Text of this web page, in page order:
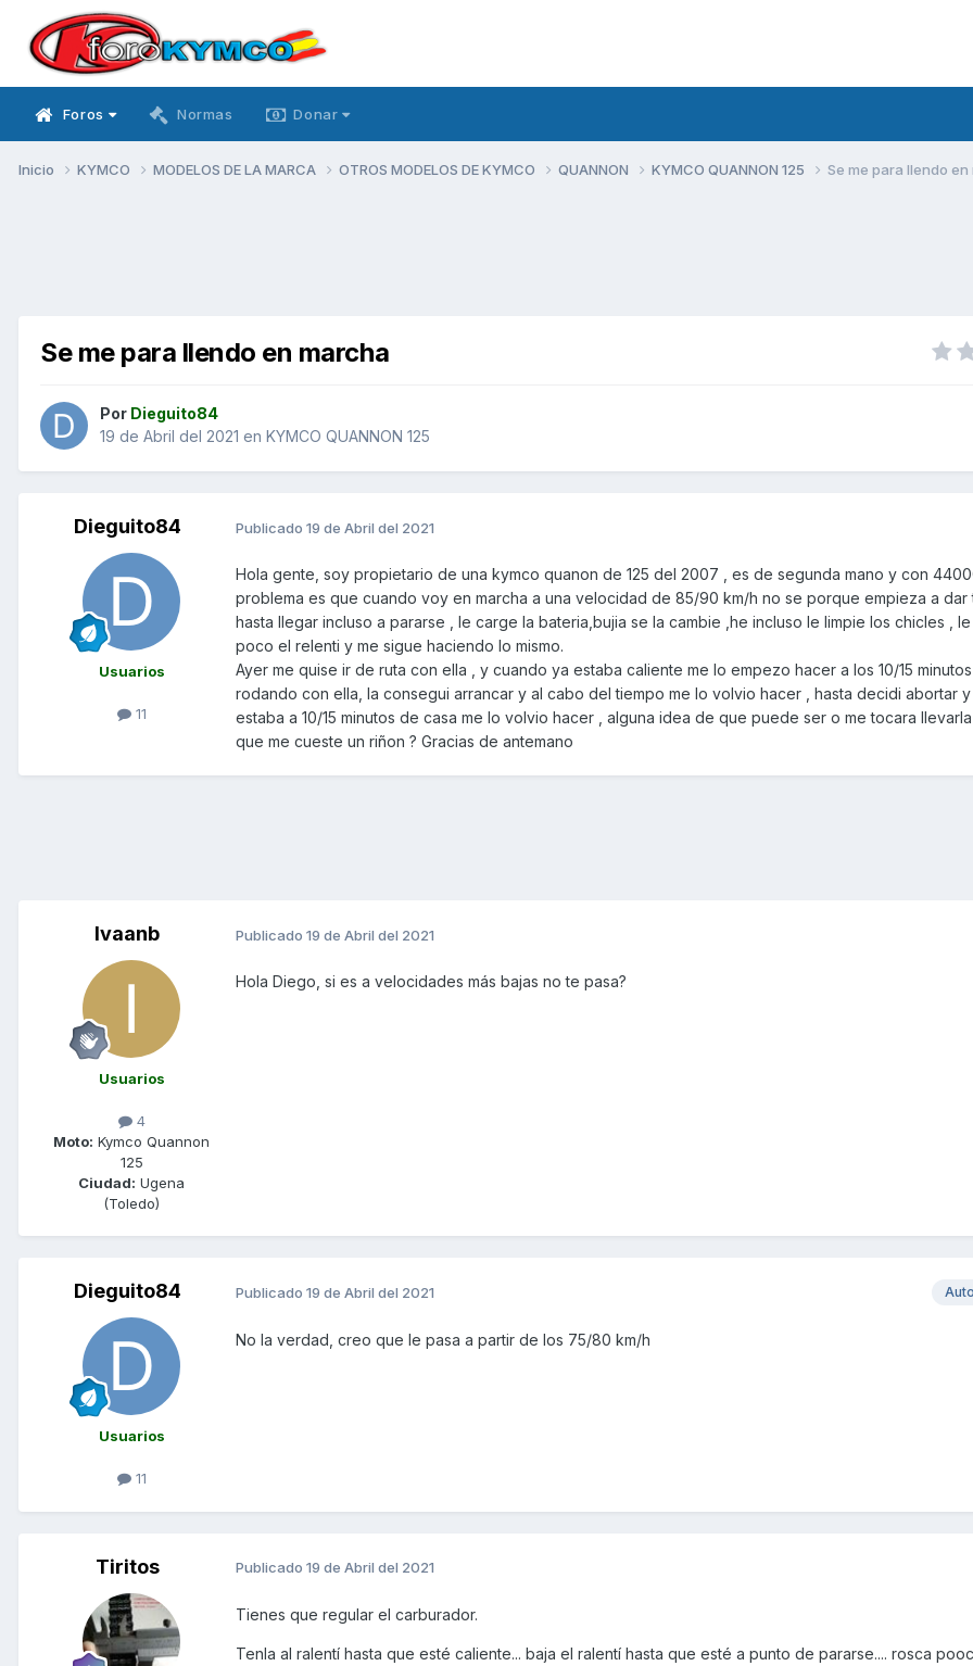
Foros Normas Donar
Inicio KYMCO MODELOS DE LA MARCA OTROS MODELOS DE KYMCO QUANNON KYMCO QUANNON 125 Se me para llendo
Se me para llendo en marcha
Por Dieguito84
19 de Abril del 2021 en KYMCO QUANNON 125
Dieguito84
Usuarios
11
Publicado 19 de Abril del 2021
Hola gente, soy propietario de una kymco quanon de 125 del 2007 , es de segunda mano y con
problema es que cuando voy en marcha a una velocidad de 85/90 km/h no se porque empieza a dar
hasta llegar incluso a pararse , le carge la bateria,bujia se la cambie ,he incluso le limpie los chicles ,
poco el relenti y me sigue haciendo lo mismo.
Ayer me quise ir de ruta con ella , y cuando ya estaba caliente me lo empezo hacer a los 10/15
rodando con ella, la consegui arrancar y al cabo del tiempo me lo volvio hacer , hasta decidi abortar
estaba a 10/15 minutos de casa me lo volvio hacer , alguna idea de que puede ser o me tocara
que me cueste un riñon ? Gracias de antemano
Ivaanb
Usuarios
4
Moto: Kymco Quannon
125
Ciudad: Ugena
(Toledo)
Publicado 19 de Abril del 2021
Hola Diego, si es a velocidades más bajas no te pasa?
Dieguito84
Usuarios
11
Publicado 19 de Abril del 2021
No la verdad, creo que le pasa a partir de los 75/80 km/h
Tiritos Publicado 19 de Abril del 2021
Tienes que regular el carburador.
Tenla al ralentí hasta que esté caliente... baja el ralentí hasta que esté a punto de pararse.... rosca